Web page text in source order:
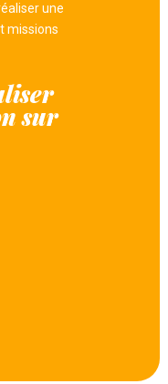
une
missions
sur